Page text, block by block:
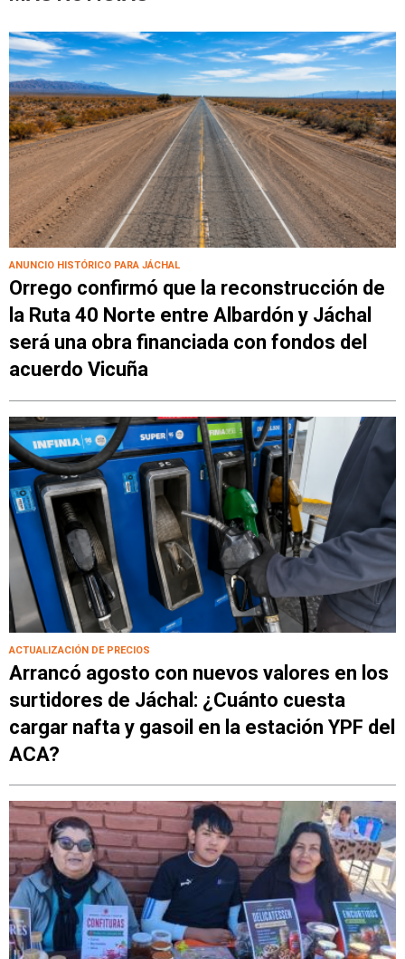
ANUNCIO HISTÓRICO PARA JÁCHAL
Orrego confirmó que la reconstrucción de
la Ruta 40 Norte entre Albardón y Jáchal
será una obra financiada con fondos del
acuerdo Vicuña
ACTUALIZACIÓN DE PRECIOS
Arrancó agosto con nuevos valores en los
surtidores de Jáchal: ¿Cuánto cuesta
cargar nafta y gasoil en la estación YPF del
ACA?